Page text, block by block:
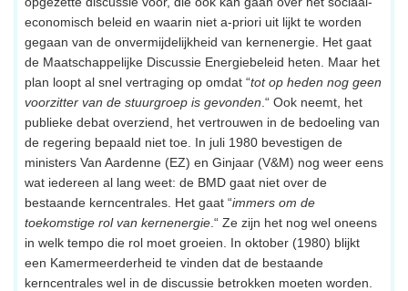
economisch beleid en waarin niet a-priori uit lijkt te worden
gegaan van de onvermijdelijkheid van kernenergie. Het gaat
de Maatschappelijke Discussie Energiebeleid heten. Maar het
plan loopt al snel vertraging op omdat “tot op heden nog geen
voorzitter van de stuurgroep is gevonden .“ Ook neemt, het
publieke debat overziend, het vertrouwen in de bedoeling van
de regering bepaald niet toe. In juli 1980 bevestigen de
ministers Van Aardenne (EZ) en Ginjaar (V&M) nog weer eens
wat iedereen al lang weet: de BMD gaat niet over de
bestaande kerncentrales. Het gaat “immers om de
toekomstige rol van kernenergie .“ Ze zijn het nog wel oneens
in welk tempo die rol moet groeien. In oktober (1980) blijkt
een Kamermeerderheid te vinden dat de bestaande
kerncentrales wel in de discussie betrokken moeten worden.